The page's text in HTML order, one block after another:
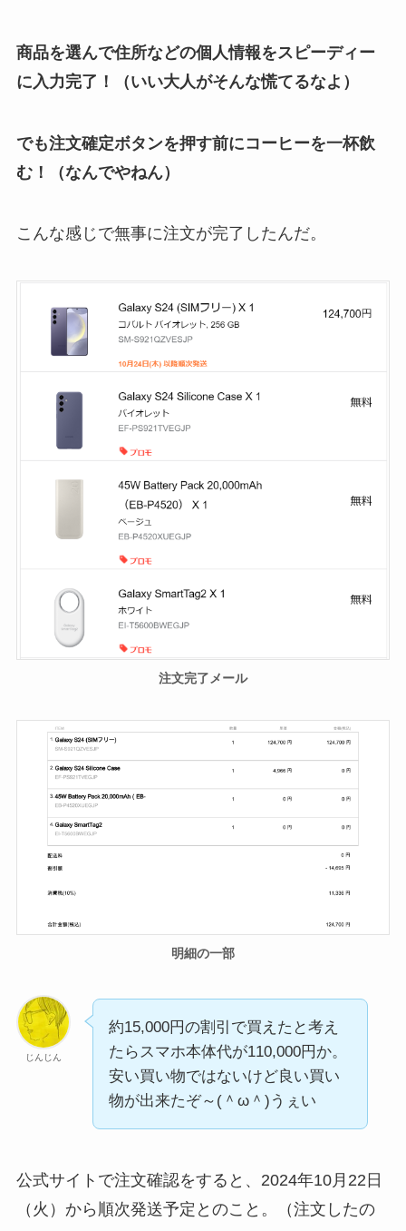
商品を選んで住所などの個人情報をスピーディー
に入力完了！（いい大人がそんな慌てるなよ）
でも注文確定ボタンを押す前にコーヒーを一杯飲
む！（なんでやねん）
こんな感じで無事に注文が完了したんだ。
注文完了メール
明細の一部
じんじん
約15,000円の割引で買えたと考え
たらスマホ本体代が110,000円か。
安い買い物ではないけど良い買い
物が出来たぞ～(＾ω＾)うぇい
公式サイトで注文確認をすると、2024年10月22日
（火）から順次発送予定とのこと。（注文したの